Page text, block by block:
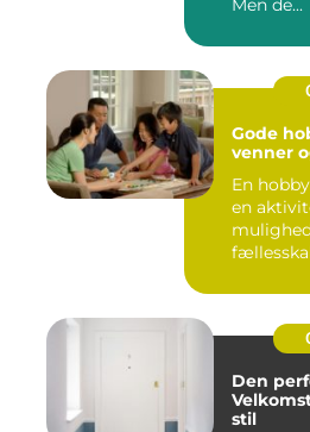
Men de...
Gode
venner
En
en
Den
stil